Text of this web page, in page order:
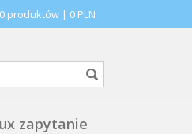
0 produktów | 0 PLN
zapytanie